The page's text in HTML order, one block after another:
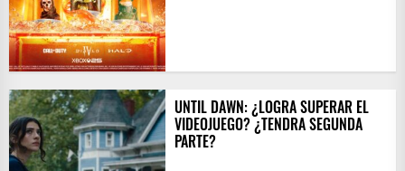
UNTIL DAWN: ¿LOGRA SUPERAR EL
VIDEOJUEGO? ¿TENDRA SEGUNDA
PARTE?